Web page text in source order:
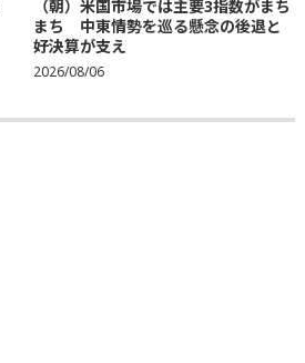
（朝）米国市場では主要3指数がまち
まち 中東情勢を巡る懸念の後退と
好決算が支え
2026/08/06